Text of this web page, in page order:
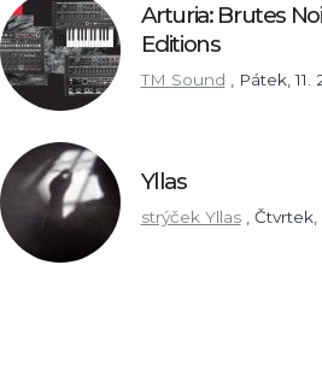
Arturia: Brutes
Editions
TM Sound , Pátek, 11.
Yllas
strýček Yllas Čtvrtek,